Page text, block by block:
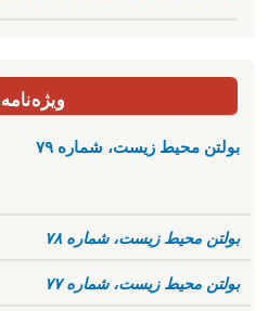
ویژه‌نامه‌ها
بولتن محیط زیست، شماره ۷۹
بولتن محیط زیست، شماره ۷۸
بولتن محیط زیست، شماره ۷۷